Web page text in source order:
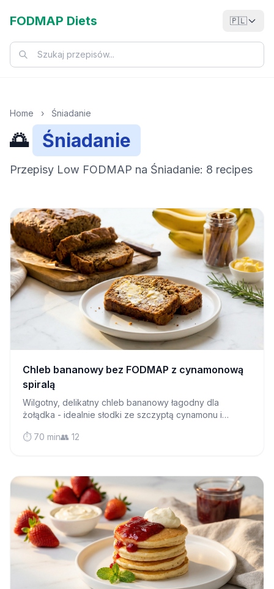
FODMAP Diets 🇵🇱
Home › Śniadanie
🌅 Śniadanie
Przepisy Low FODMAP na Śniadanie: 8 recipes
Chleb bananowy bez FODMAP z cynamonową
spiralą
Wilgotny, delikatny chleb bananowy łagodny dla
żołądka - idealnie słodki ze szczyptą cynamonu i
bez obaw.
⏱️ 70 min👥 12